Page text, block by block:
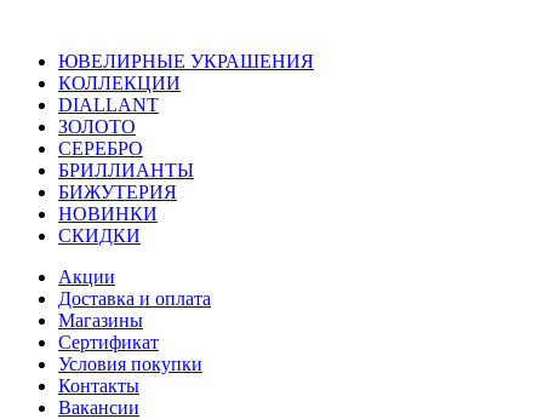
ЮВЕЛИРНЫЕ УКРАШЕНИЯ
КОЛЛЕКЦИИ
DIALLANT
ЗОЛОТО
СЕРЕБРО
БРИЛЛИАНТЫ
БИЖУТЕРИЯ
НОВИНКИ
СКИДКИ
Акции
Доставка и оплата
Магазины
Сертификат
Условия покупки
Контакты
Вакансии